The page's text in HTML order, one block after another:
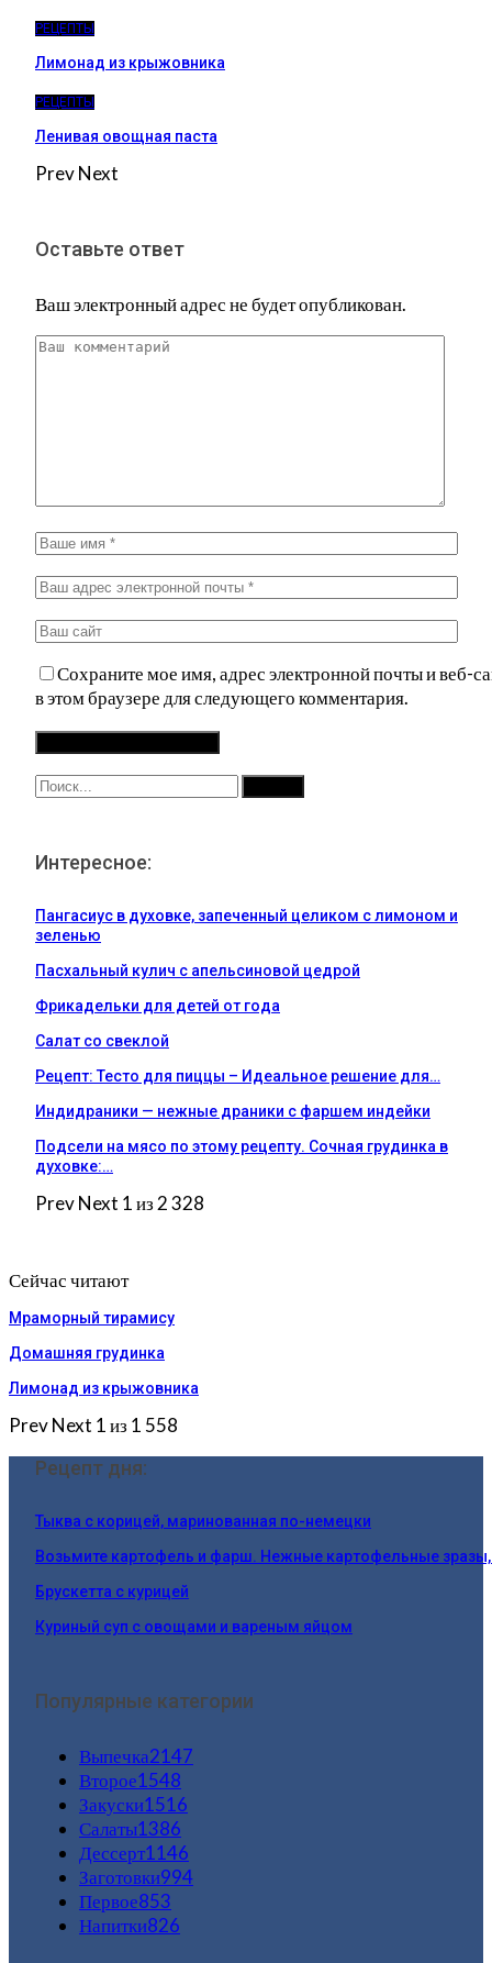
РЕЦЕПТЫ
Лимонад из крыжовника
РЕЦЕПТЫ
Ленивая овощная паста
PrevNext
Оставьте ответ
Ваш электронный адрес не будет опубликован.
Сохраните мое имя, адрес электронной почты и веб-
в этом браузере для следующего комментария.
Интересное:
Пангасиус в духовке, запеченный целиком с лимоном и
зеленью
Пасхальный кулич с апельсиновой цедрой
Фрикадельки для детей от года
Салат со свеклой
Рецепт: Тесто для пиццы – Идеальное решение для…
Индидраники — нежные драники с фаршем индейки
Подсели на мясо по этому рецепту. Сочная грудинка в
духовке:…
PrevNext 1 из 2 328
Сейчас читают
Мраморный тирамису
Домашняя грудинка
Лимонад из крыжовника
PrevNext 1 из 1 558
Рецепт дня:
Тыква с корицей, маринованная по-немецки
Возьмите картофель и фарш. Нежные картофельные
Брускетта с курицей
Куриный суп с овощами и вареным яйцом
Популярные категории
Выпечка2147
Второе1548
Закуски1516
Салаты1386
Дессерт1146
Заготовки994
Первое853
Напитки826